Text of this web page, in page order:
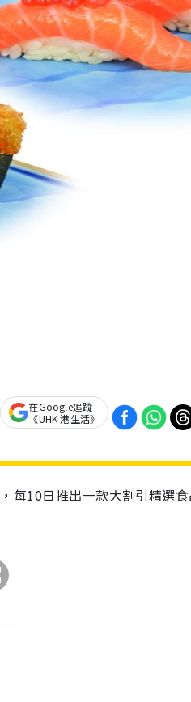
在Google追蹤
《UHK 港生活》
每10日推出一款大割引精選